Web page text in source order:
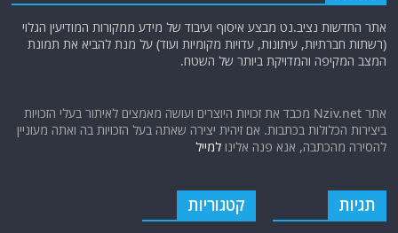
אתר החדשות נציב.נט מבצע איסוף ועיבוד של מידע ממקורות המודיעין הגלוי
(רשתות חברתיות, עיתונות, עדויות מקומיות ועוד) על מנת להביא את תמונת
המצב המקיפה והמדויקת ביותר של השטח.
אתר Nziv.net מכבד את זכויות היוצרים ועושה מאמצים לאיתור בעלי הזכויות
ביצירות הכלולות בכתבות. אם זיהית יצירה שאתה בעל הזכויות בה ואתה מעוניין
להסירה מהכתבה, אנא פנה אלינולמייל
תגיות קטגוריות